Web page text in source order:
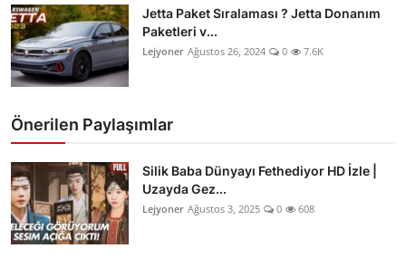
Jetta Paket Sıralaması ? Jetta Donanım
Paketleri v...
Lejyoner Ağustos 26, 2024 0 7.6K
Önerilen Paylaşımlar
Silik Baba Dünyayı Fethediyor HD İzle |
Uzayda Gez...
Lejyoner Ağustos 3, 2025 0 608